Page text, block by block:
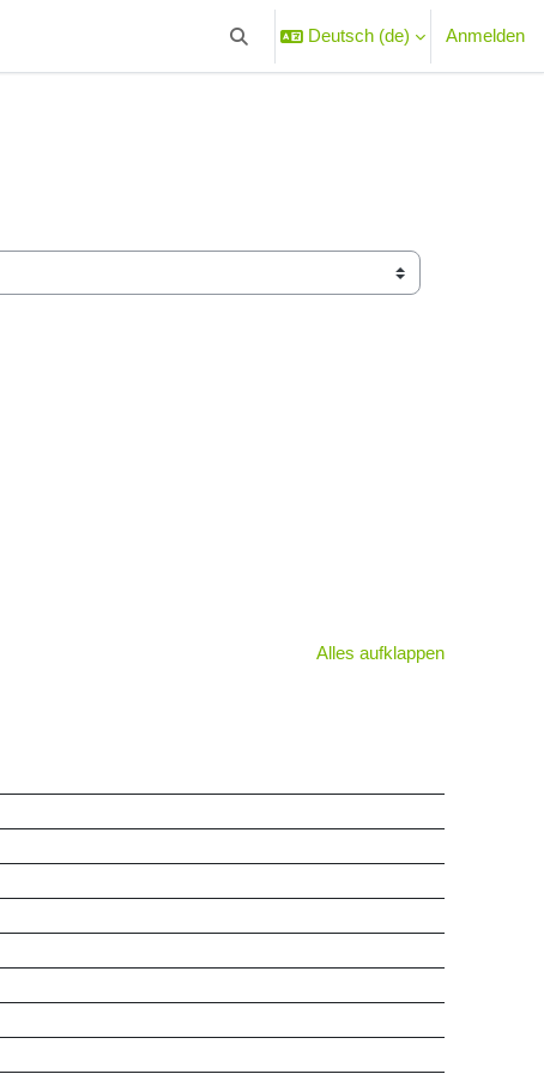
Sucheingabe umschalten
Deutsch ‎(de)‎ Anmelden
Alles aufklappen